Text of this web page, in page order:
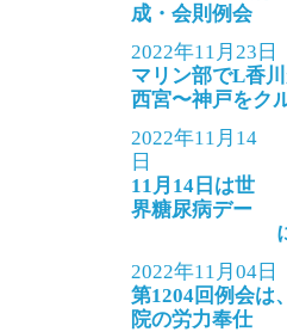
成・会則例会
2022年11月23日
マリン部でL香
西宮〜神戸をク
2022年11月14
日
11月14日は世
界糖尿病デー
2022年11月04日
第1204回例会は
院の労力奉仕